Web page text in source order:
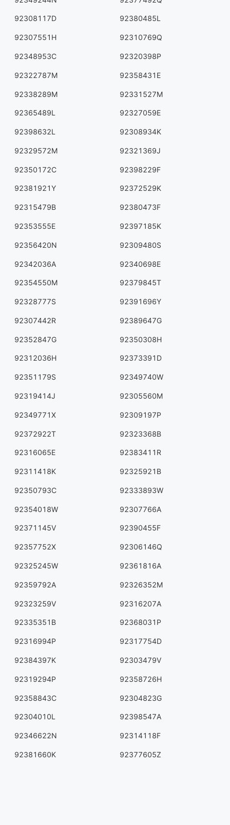
92308117D 92380485L
92307551H 92310769Q
92348953C 92320398P
92322787M 92358431E
92338289M 92331527M
92365489L 92327059E
92398632L 92308934K
92329572M 92321369J
92350172C 92398229F
92381921Y 92372529K
92315479B 92380473F
92353555E 92397185K
92356420N 92309480S
92342036A 92340698E
92354550M 92379845T
92328777S 92391696Y
92307442R 92389647G
92352847G 92350308H
92312036H 92373391D
92351179S 92349740W
92319414J 92305560M
92349771X 92309197P
92372922T 92323368B
92316065E 92383411R
92311418K 92325921B
92350793C 92333893W
92354018W 92307766A
92371145V 92390455F
92357752X 92306146Q
92325245W 92361816A
92359792A 92326352M
92323259V 92316207A
92335351B 92368031P
92316994P 92317754D
92384397K 92303479V
92319294P 92358726H
92358843C 92304823G
92304010L 92398547A
92346622N 92314118F
92381660K 92377605Z